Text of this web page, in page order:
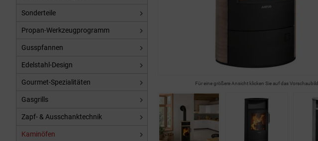
Für eine größere Ansicht klicken Sie auf das Vorschaubild
Sonderteile
Propan-Werkzeugprogramm
Gusspfannen
Edelstahl-Design
Gourmet-Spezialitäten
Gasgrills
Zapf- & Ausschanktechnik
Kaminöfen